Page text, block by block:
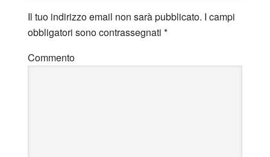
Il tuo indirizzo email non sarà pubblicato. I campi
obbligatori sono contrassegnati *
Commento